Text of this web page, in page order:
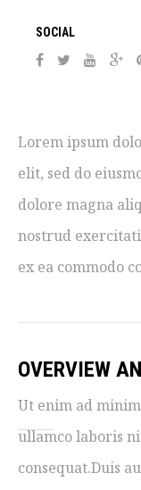
SOCIAL
Lorem ipsum
elit, sed do
dolore magna
nostrud
ex ea commodo
OVERVIEW
Ut enim ad
ullamco laboris
consequat.Duis